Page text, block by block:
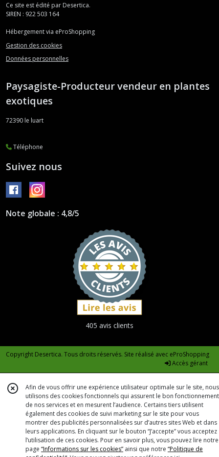
Ce site est édité par Desertica.
SIREN : 922 503 164
Hébergement via eProShopping
Gestion des cookies
Données personnelles
Paysagiste-Producteur vendeur en plantes
exotiques
72390 le luart
Téléphone
Suivez nous
Note globale : 4,8/5
405 avis clients
Copyright Desertica. Tous droits réservés. Site réalisé avec eProShopping
Accès gérant
Afin de vous offrir une expérience utilisateur optimale sur le site, nous
utilisons des cookies fonctionnels qui assurent le bon fonctionnement
de nos services et en mesurent l’audience. Certains tiers utilisent
également des cookies de suivi marketing sur le site pour vous
montrer des publicités personnalisées sur d’autres sites Web et dans
leurs applications. En cliquant sur le bouton “J’accepte” vous acceptez
l’utilisation de ces cookies. Pour en savoir plus, vous pouvez lire notre
page “Informations sur les cookies” ainsi que notre “Politique de